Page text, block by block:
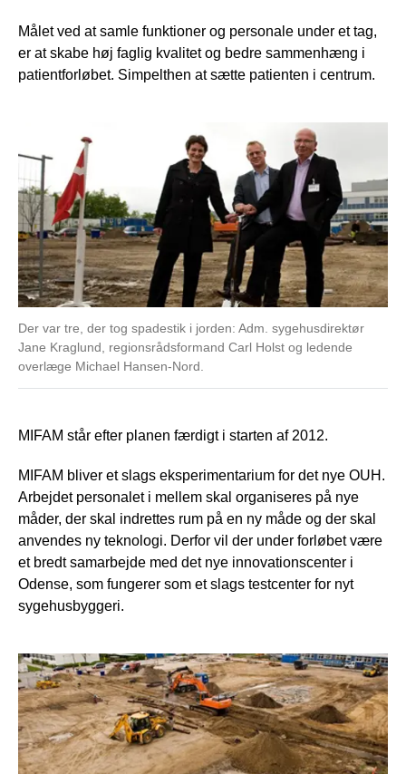
Målet ved at samle funktioner og personale under et tag,
er at skabe høj faglig kvalitet og bedre sammenhæng i
patientforløbet. Simpelthen at sætte patienten i centrum.
Der var tre, der tog spadestik i jorden: Adm. sygehusdirektør
Jane Kraglund, regionsrådsformand Carl Holst og ledende
overlæge Michael Hansen-Nord.
MIFAM står efter planen færdigt i starten af 2012.
MIFAM bliver et slags eksperimentarium for det nye OUH.
Arbejdet personalet i mellem skal organiseres på nye
måder, der skal indrettes rum på en ny måde og der skal
anvendes ny teknologi. Derfor vil der under forløbet være
et bredt samarbejde med det nye innovationscenter i
Odense, som fungerer som et slags testcenter for nyt
sygehusbyggeri.